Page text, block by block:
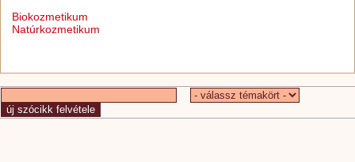
Biokozmetikum
Natúrkozmetikum